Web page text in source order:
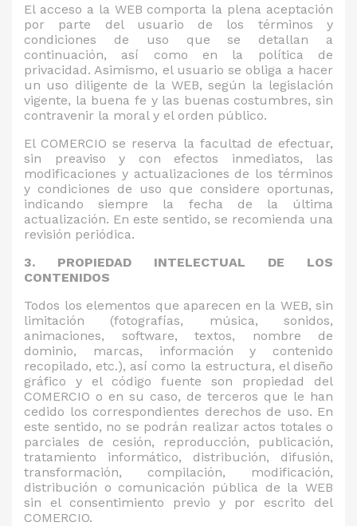
El acceso a la WEB comporta la plena aceptación
por parte del usuario de los términos y
condiciones de uso que se detallan a
continuación, así como en la política de
privacidad. Asimismo, el usuario se obliga a hacer
un uso diligente de la WEB, según la legislación
vigente, la buena fe y las buenas costumbres, sin
contravenir la moral y el orden público.
El COMERCIO se reserva la facultad de efectuar,
sin preaviso y con efectos inmediatos, las
modificaciones y actualizaciones de los términos
y condiciones de uso que considere oportunas,
indicando siempre la fecha de la última
actualización. En este sentido, se recomienda una
revisión periódica.
3. PROPIEDAD INTELECTUAL DE LOS
CONTENIDOS
Todos los elementos que aparecen en la WEB, sin
limitación (fotografías, música, sonidos,
animaciones, software, textos, nombre de
dominio, marcas, información y contenido
recopilado, etc.), así como la estructura, el diseño
gráfico y el código fuente son propiedad del
COMERCIO o en su caso, de terceros que le han
cedido los correspondientes derechos de uso. En
este sentido, no se podrán realizar actos totales o
parciales de cesión, reproducción, publicación,
tratamiento informático, distribución, difusión,
transformación, compilación, modificación,
distribución o comunicación pública de la WEB
sin el consentimiento previo y por escrito del
COMERCIO.